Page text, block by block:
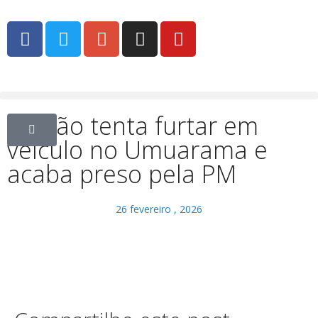
Ladrão tenta furtar em
veículo no Umuarama e
acaba preso pela PM
26 fevereiro , 2026